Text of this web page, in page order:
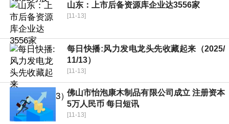
山东：上市后备资源库企业达3556家
[11-13]
每日快播:风力发电龙头先收藏起来（2025/
11/13）
[11-13]
佛山市怡泡康木制品有限公司成立 注册资本
5万人民币 每日短讯
[11-13]